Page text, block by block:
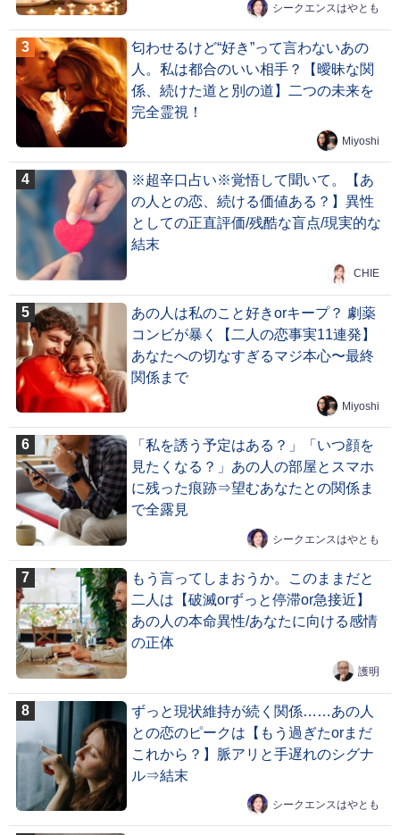
シークエンスはやとも
匂わせるけど“好き”って言わないあの
人。私は都合のいい相手？【曖昧な関
係、続けた道と別の道】二つの未来を
完全霊視！
Miyoshi
※超辛口占い※覚悟して聞いて。【あ
の人との恋、続ける価値ある？】異性
としての正直評価/残酷な盲点/現実的な
結末
CHIE
あの人は私のこと好きorキープ？ 劇薬
コンビが暴く【二人の恋事実11連発】
あなたへの切なすぎるマジ本心〜最終
関係まで
Miyoshi
「私を誘う予定はある？」「いつ顔を
見たくなる？」あの人の部屋とスマホ
に残った痕跡⇒望むあなたとの関係ま
で全露見
シークエンスはやとも
もう言ってしまおうか。このままだと
二人は【破滅orずっと停滞or急接近】
あの人の本命異性/あなたに向ける感情
の正体
護明
ずっと現状維持が続く関係……あの人
との恋のピークは【もう過ぎたorまだ
これから？】脈アリと手遅れのシグナ
ル⇒結末
シークエンスはやとも